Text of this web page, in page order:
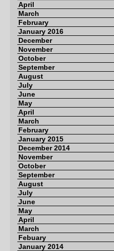
April
March
February
January 2016
December
November
October
September
August
July
June
May
April
March
February
January 2015
December 2014
November
October
September
August
July
June
May
April
March
Febuary
January 2014